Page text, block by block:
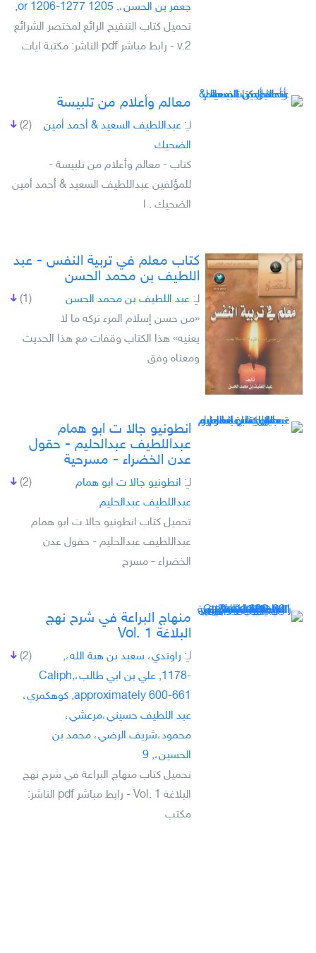
جعفر بن الحسن،, 1205 or 1206-1277,
تحميل كتاب التنقيح الرائع لمختصر الشرائع
v.2 - رابط مباشر pdf الناشر: مكتبة ايات
معالم وأعلام من تلبيسة
(2) لـِ: عبداللطيف السعيد & أحمد أمين
الضحيك
كتاب - معالم وأعلام من تلبيسة -
للمؤلفين عبداللطيف السعيد & أحمد أمين
الضحيك . ا
كتاب معلم في تربية النفس - عبد
اللطيف بن محمد الحسن
(1) لـِ: عبد اللطيف بن محمد الحسن
«من حسن إسلام المرء تركه ما لا
يعنيه» هذا الكتاب وقفات مع هذا الحديث
ومعناه وفق
انطونيو جالا ت ابو ھمام
عبداللطيف عبدالحليم - حقول
عدن الخضراء - مسرحية
(2) لـِ: انطونيو جالا ت ابو ھمام
عبداللطيف عبدالحليم
تحميل كتاب انطونيو جالا ت ابو ھمام
عبداللطيف عبدالحليم - حقول عدن
الخضراء - مسرح
منهاج البراعة في شرح نهج
البلاغة Vol. 1
(2) لـِ: راوندي، سعيد بن هبة الله،,
-1178, علي بن ابي طالب،Caliph,
approximately 600-661, كوهكمري،
عبد اللطيف حسيني،مرعشي،
محمود،شريف الرضي، محمد بن
الحسين،, 9
تحميل كتاب منهاج البراعة في شرح نهج
البلاغة Vol. 1 - رابط مباشر pdf الناشر:
مكتب